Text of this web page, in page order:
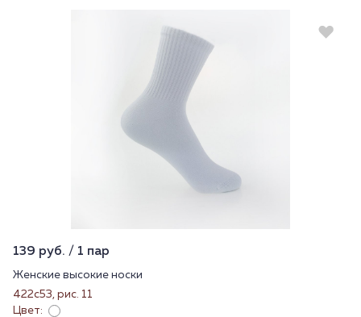
139 руб. / 1 пар
Женские высокие носки
422с53, рис. 11
Цвет: